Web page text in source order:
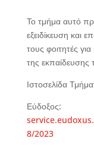
Το τμήμα αυτό
εξειδίκευση και
τους φοιτητές
της εκπαίδευσης
Ιστοσελίδα
Εύδοξος:
8/2023